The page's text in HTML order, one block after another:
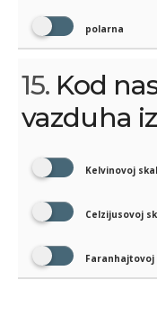
polarna
15. Kod
vazduha
Kelvinovoj
Celzijusovoj
Faranhajtovoj